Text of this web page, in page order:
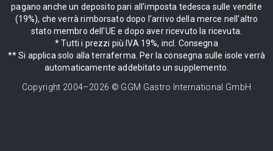
pagano anche un deposito pari all'imposta tedesca sulle vendite
(19%), che verrà rimborsato dopo l'arrivo della merce nell'altro
stato membro dell'UE e dopo aver ricevuto la ricevuta.
* Tutti i prezzi più IVA 19%, incl. Consegna
** Si applica solo alla terraferma. Per la consegna sulle isole verrà
automaticamente addebitato un supplemento.
Copyright 2004–2026 © GGM Gastro International GmbH